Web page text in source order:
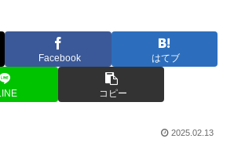
Facebook はてブ
コピー
2025.02.13